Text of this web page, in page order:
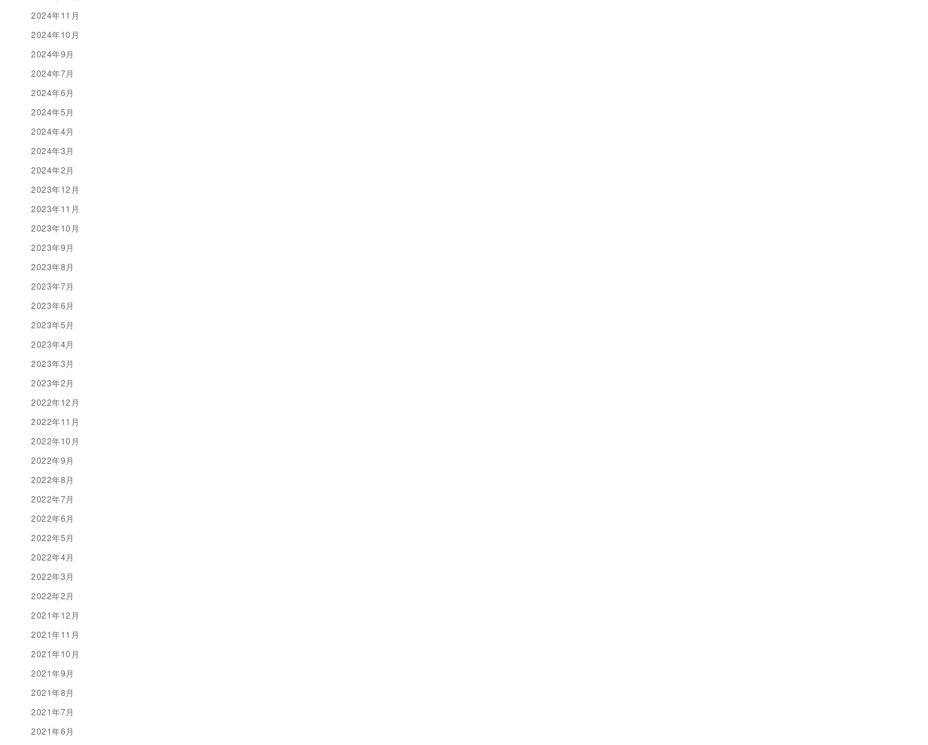
2024年11月
2024年10月
2024年9月
2024年7月
2024年6月
2024年5月
2024年4月
2024年3月
2024年2月
2023年12月
2023年11月
2023年10月
2023年9月
2023年8月
2023年7月
2023年6月
2023年5月
2023年4月
2023年3月
2023年2月
2022年12月
2022年11月
2022年10月
2022年9月
2022年8月
2022年7月
2022年6月
2022年5月
2022年4月
2022年3月
2022年2月
2021年12月
2021年11月
2021年10月
2021年9月
2021年8月
2021年7月
2021年6月